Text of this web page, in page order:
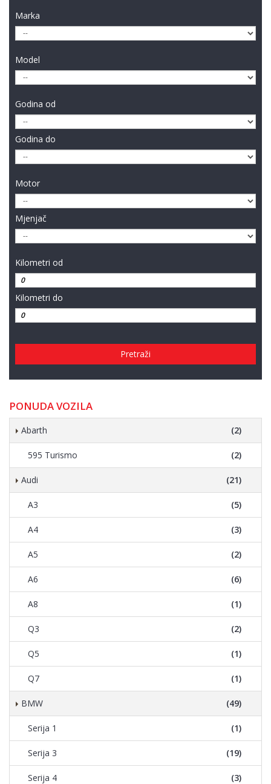
Marka
Model
Godina od
Godina do
Motor
Mjenjač
Kilometri od
Kilometri do
Pretraži
PONUDA VOZILA
Abarth (2)
595 Turismo (2)
Audi (21)
A3 (5)
A4 (3)
A5 (2)
A6 (6)
A8 (1)
Q3 (2)
Q5 (1)
Q7 (1)
BMW (49)
Serija 1 (1)
Serija 3 (19)
Serija 4 (3)